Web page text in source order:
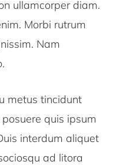
ullamcorper diam.
Morbi rutrum
Nam
metus tincidunt
quis ipsum
interdum aliquet
ad litora